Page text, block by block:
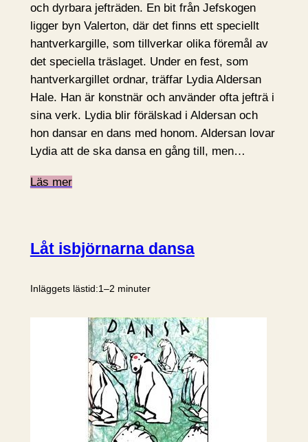
och dyrbara jefträden. En bit från Jefskogen
ligger byn Valerton, där det finns ett speciellt
hantverkargille, som tillverkar olika föremål av
det speciella träslaget. Under en fest, som
hantverkargillet ordnar, träffar Lydia Aldersan
Hale. Han är konstnär och använder ofta jefträ i
sina verk. Lydia blir förälskad i Aldersan och
hon dansar en dans med honom. Aldersan lovar
Lydia att de ska dansa en gång till, men…
Läs mer
Låt isbjörnarna dansa
Inläggets lästid:1–2 minuter